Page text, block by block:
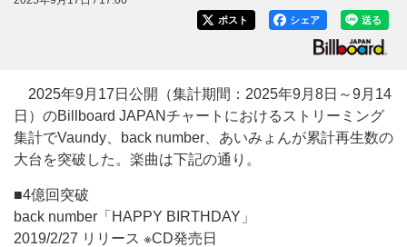
送る
シェア
ポスト
2025年9月17日公開（集計期間：2025年9月8日～9月14
日）のBillboard JAPANチャートにおけるストリーミング
集計でVaundy、back number、あいみょんが累計再生数の
大台を突破した。楽曲は下記の通り。
■4億回突破
back number「HAPPY BIRTHDAY」
2019/2/27 リリース ※CD発売日